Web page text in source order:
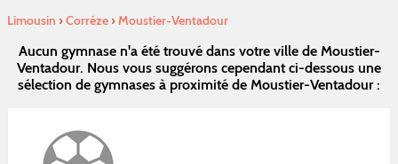
Limousin ›Corréze›Moustier-Ventadour
Aucun gymnase n'a été trouvé dans votre ville de Moustier-
Ventadour. Nous vous suggérons cependant ci-dessous une
sélection de gymnases à proximité de Moustier-Ventadour :